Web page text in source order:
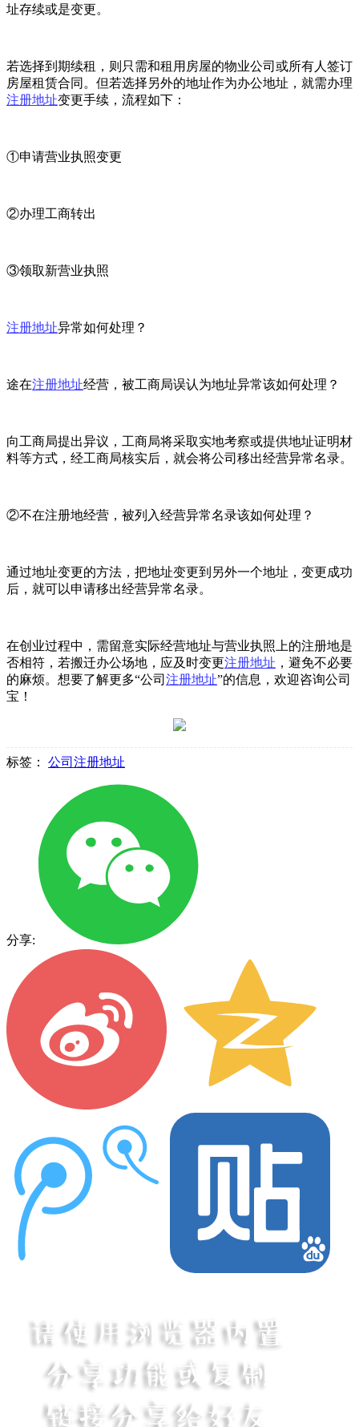
址存续或是变更。
若选择到期续租，则只需和租用房屋的物业公司或所有人签订
房屋租赁合同。但若选择另外的地址作为办公地址，就需办理
注册地址变更手续，流程如下：
①申请营业执照变更
②办理工商转出
③领取新营业执照
注册地址异常如何处理？
途在注册地址经营，被工商局误认为地址异常该如何处理？
向工商局提出异议，工商局将采取实地考察或提供地址证明材
料等方式，经工商局核实后，就会将公司移出经营异常名录。
②不在注册地经营，被列入经营异常名录该如何处理？
通过地址变更的方法，把地址变更到另外一个地址，变更成功
后，就可以申请移出经营异常名录。
在创业过程中，需留意实际经营地址与营业执照上的注册地是
否相符，若搬迁办公场地，应及时变更注册地址 ，避免不必要
的麻烦。想要了解更多“公司 注册地址”的信息，欢迎咨询公司
宝！
标签： 公司注册地址
分享: